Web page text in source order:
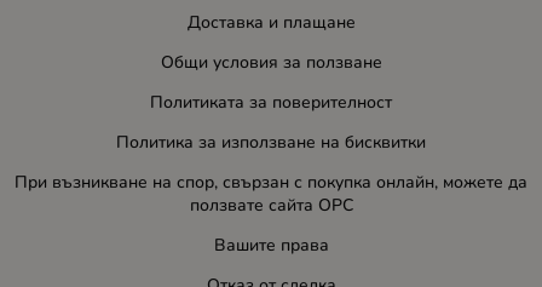
Доставка и плащане
Общи условия за ползване
Политиката за поверителност
Политика за използване на бисквитки
При възникване на спор, свързан с покупка онлайн, можете да
ползвате сайта ОРС
Вашите права